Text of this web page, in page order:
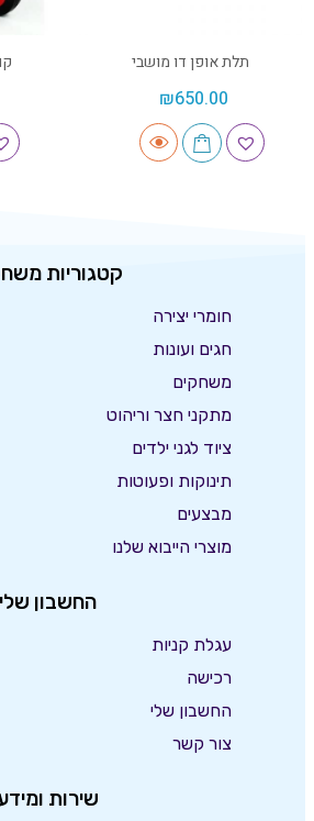
תלת אופן דו מושבי
₪650.00
קטגוריות
חומרי יצירה
חגים ועונות
משחקים
מתקני חצר וריהוט
ציוד לגני ילדים
תינוקות ופעוטות
מבצעים
מוצרי הייבוא שלנו
החשבון שלי
עגלת קניות
רכישה
החשבון שלי
צור קשר
שירות